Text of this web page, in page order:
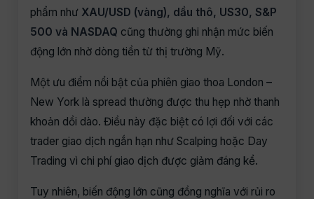
phẩm như XAU/USD (vàng), dầu thô, US30, S&P
500 và NASDAQ cũng thường ghi nhận mức biến
động lớn nhờ dòng tiền từ thị trường Mỹ.
Một ưu điểm nổi bật của phiên giao thoa London –
New York là spread thường được thu hẹp nhờ thanh
khoản dồi dào. Điều này đặc biệt có lợi đối với các
trader giao dịch ngắn hạn như Scalping hoặc Day
Trading vì chi phí giao dịch được giảm đáng kể.
Tuy nhiên, biến động lớn cũng đồng nghĩa với rủi ro